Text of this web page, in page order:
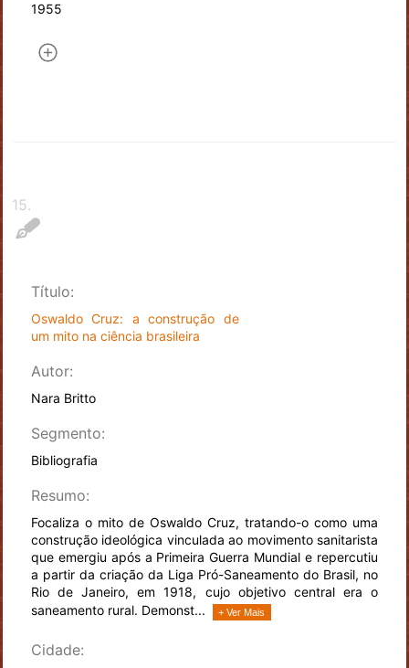
1955
15.
Título:
Oswaldo Cruz: a construção de
um mito na ciência brasileira
Autor:
Nara Britto
Segmento:
Bibliografia
Resumo:
Focaliza o mito de Oswaldo Cruz, tratando-o como uma
construção ideológica vinculada ao movimento sanitarista
que emergiu após a Primeira Guerra Mundial e repercutiu
a partir da criação da Liga Pró-Saneamento do Brasil, no
Rio de Janeiro, em 1918, cujo objetivo central era o
saneamento rural. Demonst...
+ Ver Mais
Cidade: